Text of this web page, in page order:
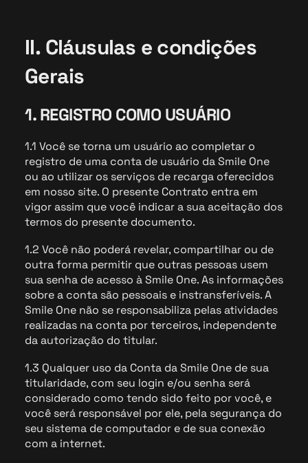
II. Cláusulas e condições
Gerais
1. REGISTRO COMO USUÁRIO
1.1 Você se torna um usuário ao completar o
registro de uma conta de usuário da Smile One
ou ao utilizar os serviços de recarga oferecidos
em nosso site. O presente Contrato entra em
vigor assim que você indicar a sua aceitação dos
termos do presente documento.
1.2 Você não poderá revelar, compartilhar ou de
outra forma permitir que outras pessoas usem
sua senha de acesso à Smile One. As informações
sobre a conta são pessoais e instransferíveis. A
Smile One não se responsabiliza pelas atividades
realizadas na conta por terceiros, independente
da autorização do titular.
1.3 Qualquer uso da Conta da Smile One de sua
titularidade, com seu login e/ou senha será
considerado como tendo sido feito por você, e
você será responsável por ele, pela segurança do
seu sistema de computador e de sua conexão
com a internet.